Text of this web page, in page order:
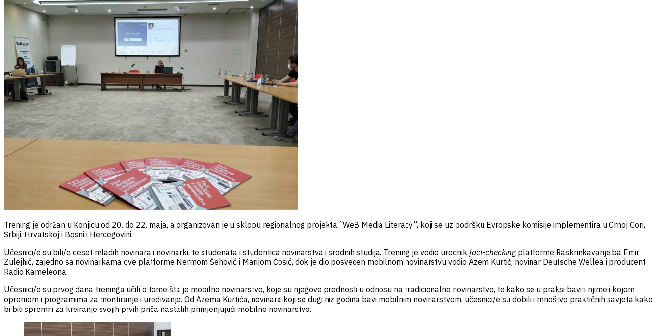
Trening je održan u Konjicu od 20. do 22. maja, a organizovan je u sklopu regionalnog projekta “WeB Media Literacy”, koji se uz podršku Evropske komisije implementira u Crnoj Gori,
Srbiji, Hrvatskoj i Bosni i Hercegovini.
Učesnici/e su bili/e deset mladih novinara i novinarki, te studenata i studentica novinarstva i srodnih studija. Trening je vodio urednik fact-checkingplatforme Raskrinkavanje.ba Emir
Zulejhić, zajedno sa novinarkama ove platforme Nermom Šehović i Marijom Ćosić, dok je dio posvećen mobilnom novinarstvu vodio Azem Kurtić, novinar Deutsche Wellea i producent
Radio Kameleona.
Učesnici/e su prvog dana treninga učili o tome šta je mobilno novinarstvo, koje su njegove prednosti u odnosu na tradicionalno novinarstvo, te kako se u praksi baviti njime i kojom
opremom i programima za montiranje i uređivanje. Od Azema Kurtića, novinara koji se dugi niz godina bavi mobilnim novinarstvom, učesnici/e su dobili i mnoštvo praktičnih savjeta kako
bi bili spremni za kreiranje svojih prvih priča nastalih primjenjujući mobilno novinarstvo.